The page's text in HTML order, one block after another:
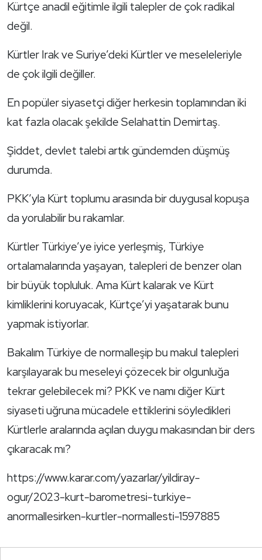
Kürtçe anadil eğitimle ilgili talepler de çok radikal
değil.
Kürtler Irak ve Suriye’deki Kürtler ve meseleleriyle
de çok ilgili değiller.
En popüler siyasetçi diğer herkesin toplamından iki
kat fazla olacak şekilde Selahattin Demirtaş.
Şiddet, devlet talebi artık gündemden düşmüş
durumda.
PKK’yla Kürt toplumu arasında bir duygusal kopuşa
da yorulabilir bu rakamlar.
Kürtler Türkiye’ye iyice yerleşmiş, Türkiye
ortalamalarında yaşayan, talepleri de benzer olan
bir büyük topluluk. Ama Kürt kalarak ve Kürt
kimliklerini koruyacak, Kürtçe’yi yaşatarak bunu
yapmak istiyorlar.
Bakalım Türkiye de normalleşip bu makul talepleri
karşılayarak bu meseleyi çözecek bir olgunluğa
tekrar gelebilecek mi? PKK ve namı diğer Kürt
siyaseti uğruna mücadele ettiklerini söyledikleri
Kürtlerle aralarında açılan duygu makasından bir ders
çıkaracak mı?
https://www.karar.com/yazarlar/yildiray-
ogur/2023-kurt-barometresi-turkiye-
anormallesirken-kurtler-normallesti-1597885